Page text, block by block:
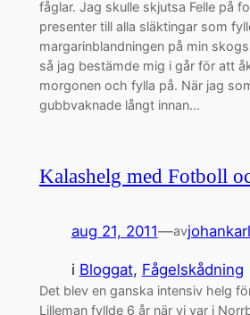
fåglar. Jag skulle skjutsa Felle på
presenter till alla släktingar som
margarinblandningen på min
så jag bestämde mig i går för att
morgonen och fylla på. När jag
gubbvaknade långt innan…
Kalashelg med Fotboll
aug 21, 2011—av
i Bloggat, Fågelskådning
Det blev en ganska intensiv helg
Lilleman fyllde 6 år när vi var i